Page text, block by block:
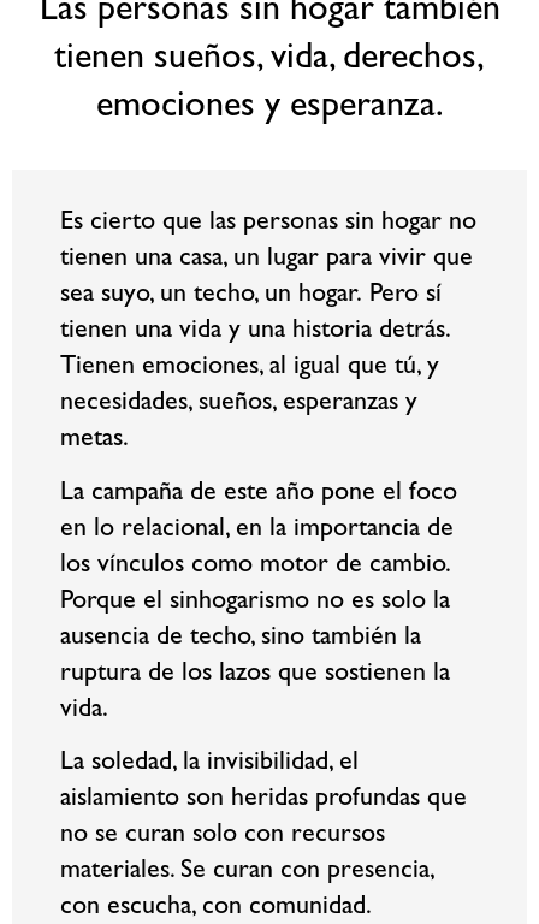
Las personas sin hogar también
tienen sueños, vida, derechos,
emociones y esperanza.
Es cierto que las personas sin hogar no
tienen una casa, un lugar para vivir que
sea suyo, un techo, un hogar. Pero sí
tienen una vida y una historia detrás.
Tienen emociones, al igual que tú, y
necesidades, sueños, esperanzas y
metas.
La campaña de este año pone el foco
en lo relacional, en la importancia de
los vínculos como motor de cambio.
Porque el sinhogarismo no es solo la
ausencia de techo, sino también la
ruptura de los lazos que sostienen la
vida.
La soledad, la invisibilidad, el
aislamiento son heridas profundas que
no se curan solo con recursos
materiales. Se curan con presencia,
con escucha, con comunidad.